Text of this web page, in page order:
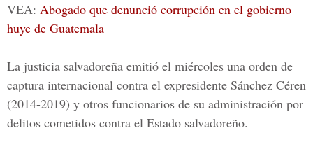
VEA: Abogado que denunció corrupción en el gobierno
huye de Guatemala
La justicia salvadoreña emitió el miércoles una orden de
captura internacional contra el expresidente Sánchez Céren
(2014-2019) y otros funcionarios de su administración por
delitos cometidos contra el Estado salvadoreño.